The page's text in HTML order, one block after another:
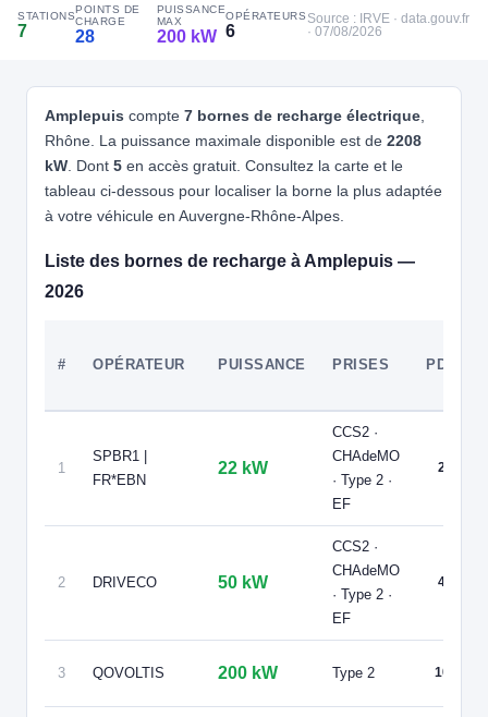
📍 ZI DE, 69550 Saint-Jean-la-Bussière
⚡ 22.08 kW CCS2 · CHAdeMO · Type 2 · EF
Réservable
🏍️ 2 roues
🧭 S'y rendre
PLENITUDE ON THE ROAD
Avenue Jean Moos, ZI La Gaieté
📍 Avenue Jean Moos, ZI La Gaieté, 69550 Amplepuis
Recharge gratuite
CB acceptée Réservable 🏍️ 2 roues
🧭 S'y rendre
MONTAGNY - Impasse des sports
🏍️ 2 roues
📍 5 AVENUE EDMOND PERRAS 69550 CUBLIZE
🅿️ Parking public
♿ Accessible PMR Accès libre
🧭 S'y rendre
STATIONS
7
POINTS DE
CHARGE
28
PUISSANCE
MAX
200 kW
OPÉRATEURS
6
Source : IRVE · data.gouv.fr
· 07/08/2026
Amplepuis compte 7 bornes de recharge électrique
Rhône. La puissance maximale disponible est de 2208
kW . Dont 5 en accès gratuit. Consultez la carte et le
tableau ci-dessous pour localiser la borne la plus adaptée
à votre véhicule en Auvergne-Rhône-Alpes.
Liste des bornes de recharge à Amplepuis —
2026
# OPÉRATEUR PUISSANCE PRISES PDC
1
SPBR1 |
FR*EBN
22 kW
CCS2 ·
CHAdeMO
· Type 2 ·
EF
2
2 DRIVECO 50 kW
CCS2 ·
CHAdeMO
· Type 2 ·
EF
4
3 QOVOLTIS 200 kW Type 2 10